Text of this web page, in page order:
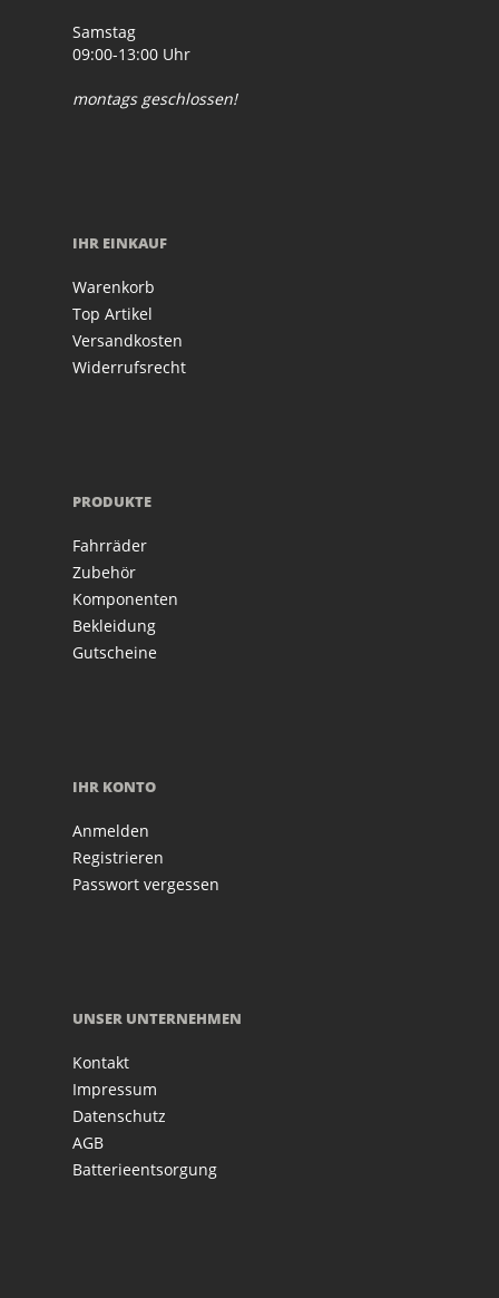
Samstag
09:00-13:00 Uhr
montags geschlossen!
IHR EINKAUF
Warenkorb
Top Artikel
Versandkosten
Widerrufsrecht
PRODUKTE
Fahrräder
Zubehör
Komponenten
Bekleidung
Gutscheine
IHR KONTO
Anmelden
Registrieren
Passwort vergessen
UNSER UNTERNEHMEN
Kontakt
Impressum
Datenschutz
AGB
Batterieentsorgung